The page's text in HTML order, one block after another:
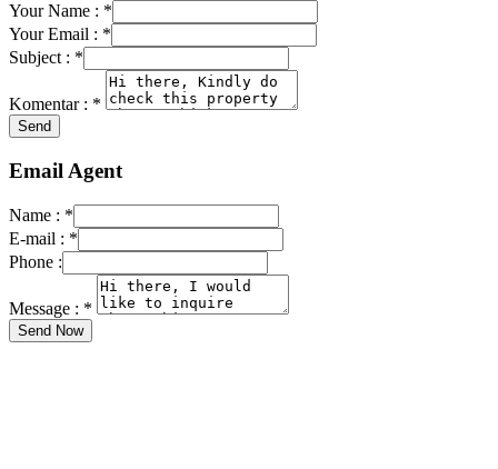
Your Name : *
Your Email : *
Subject : *
Komentar : *
Email Agent
Name : *
E-mail : *
Phone :
Message : *